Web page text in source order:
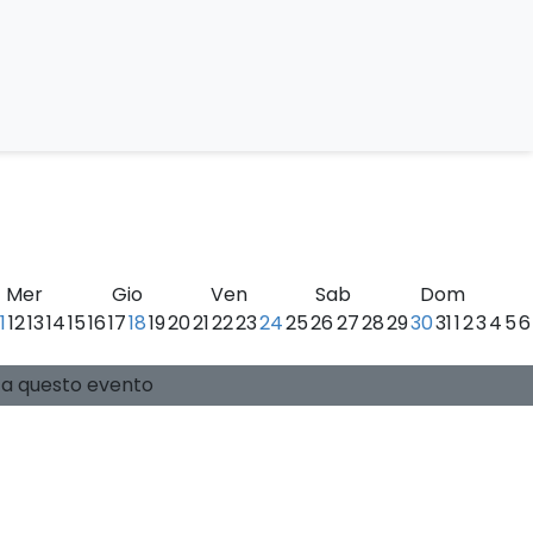
Mer Gio Ven Sab
Dom
1213141516171819202122232425262728293031123456
questo evento